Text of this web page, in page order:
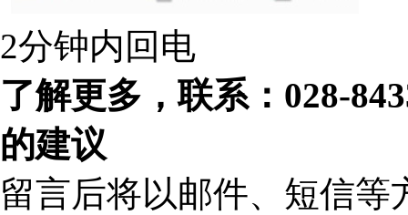
2分钟内回电
了解更多，联系：028-
的建议
留言后将以邮件、短信